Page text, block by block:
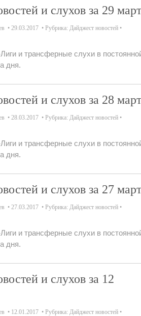
и слухов за 29
29.03.2017 Рубрика: Дайджест новостей
и трансферные слухи в
дня.
и слухов за 28
28.03.2017 Рубрика: Дайджест новостей
и трансферные слухи в
дня.
и слухов за 27
27.03.2017 Рубрика: Дайджест новостей
и трансферные слухи в
дня.
и слухов за 12
12.01.2017 Рубрика: Дайджест новостей